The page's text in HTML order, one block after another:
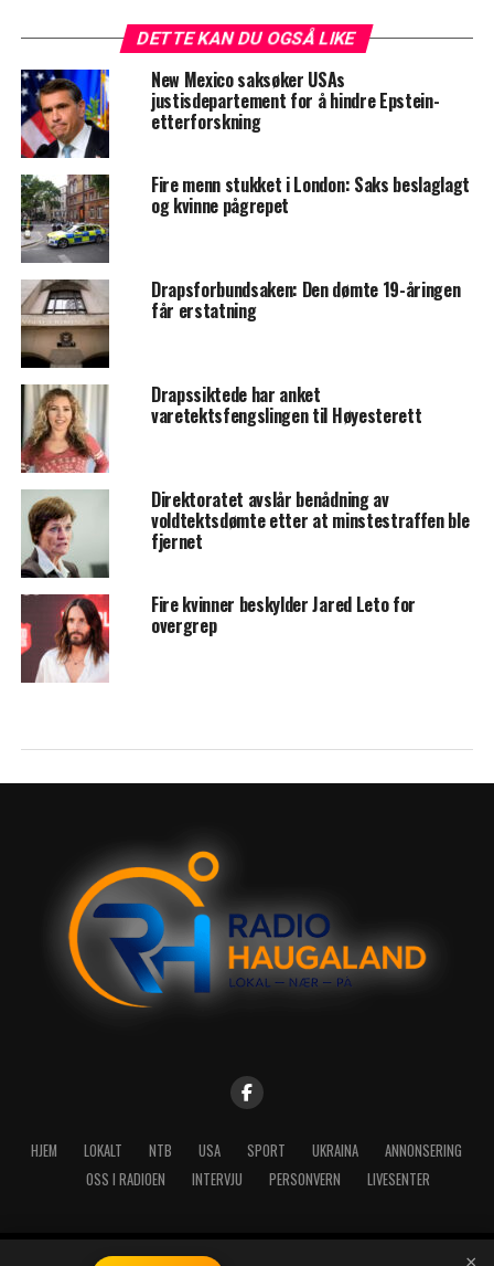
DETTE KAN DU OGSÅ LIKE
New Mexico saksøker USAs
justisdepartement for å hindre Epstein-
etterforskning
Fire menn stukket i London: Saks beslaglagt
og kvinne pågrepet
Drapsforbundsaken: Den dømte 19-åringen
får erstatning
Drapssiktede har anket
varetektsfengslingen til Høyesterett
Direktoratet avslår benådning av
voldtektsdømte etter at minstestraffen ble
fjernet
Fire kvinner beskylder Jared Leto for
overgrep
HJEM LOKALT NTB USA SPORT UKRAINA
ANNONSERING
OSS I RADIOEN
INTERVJU PERSONVERN LIVESENTER